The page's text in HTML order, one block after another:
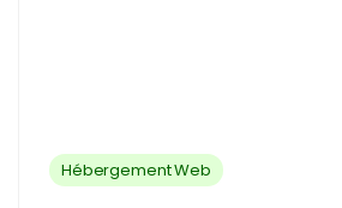
Hébergement Web